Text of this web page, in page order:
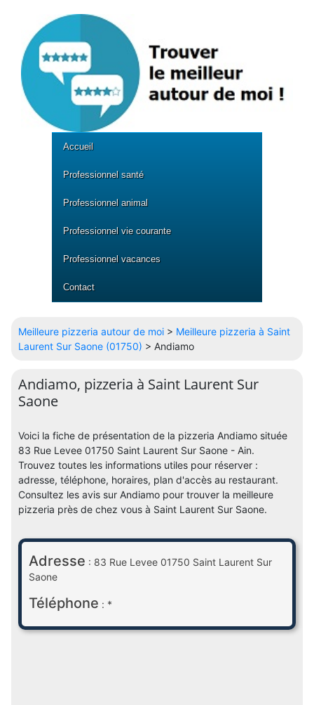
Accueil
Professionnel santé
Professionnel animal
Professionnel vie courante
Professionnel vacances
Contact
Meilleure pizzeria autour de moi > Meilleure pizzeria à Saint
Laurent Sur Saone (01750) > Andiamo
Andiamo, pizzeria à Saint Laurent Sur
Saone
Voici la fiche de présentation de la pizzeria Andiamo située
83 Rue Levee 01750 Saint Laurent Sur Saone - Ain.
Trouvez toutes les informations utiles pour réserver :
adresse, téléphone, horaires, plan d'accès au restaurant.
Consultez les avis sur Andiamo pour trouver la meilleure
pizzeria près de chez vous à Saint Laurent Sur Saone.
Adresse : 83 Rue Levee 01750 Saint Laurent Sur
Saone
Téléphone : *